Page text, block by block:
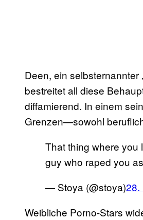
Deen, ein selbsternannter
bestreitet all diese
diffamierend. In einem
Grenzen—sowohl
That thing where you
guy who raped you
— Stoya (@stoya)28.
Weibliche Porno-Stars